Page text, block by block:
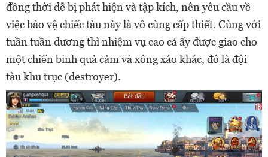
đồng thời dễ bị phát hiện và tập kích, nên yêu cầu về
việc bảo vệ chiếc tàu này là vô cùng cấp thiết. Cùng với
tuần tuần dương thì nhiệm vụ cao cả ấy được giao cho
một chiến binh quả cảm và xông xáo khác, đó là đội
tàu khu trục (destroyer).